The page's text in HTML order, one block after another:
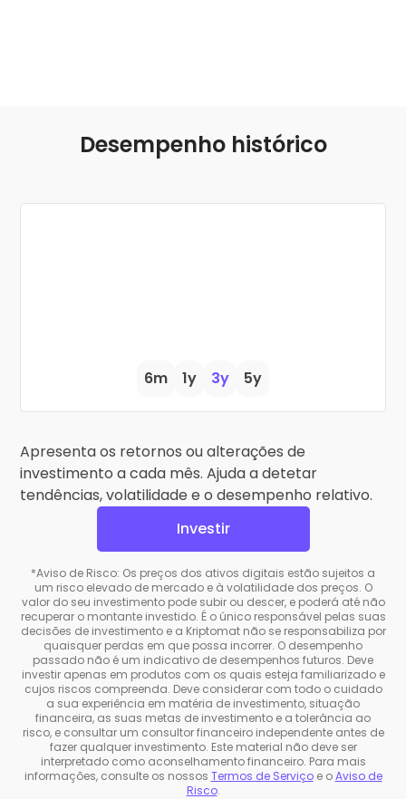
Desempenho histórico
6m 1y 3y 5y
Apresenta os retornos ou alterações de
investimento a cada mês. Ajuda a detetar
tendências, volatilidade e o desempenho relativo.
Investir
*Aviso de Risco: Os preços dos ativos digitais estão sujeitos a
um risco elevado de mercado e à volatilidade dos preços. O
valor do seu investimento pode subir ou descer, e poderá até não
recuperar o montante investido. É o único responsável pelas suas
decisões de investimento e a Kriptomat não se responsabiliza por
quaisquer perdas em que possa incorrer. O desempenho
passado não é um indicativo de desempenhos futuros. Deve
investir apenas em produtos com os quais esteja familiarizado e
cujos riscos compreenda. Deve considerar com todo o cuidado
a sua experiência em matéria de investimento, situação
financeira, as suas metas de investimento e a tolerância ao
risco, e consultar um consultor financeiro independente antes de
fazer qualquer investimento. Este material não deve ser
interpretado como aconselhamento financeiro. Para mais
informações, consulte os nossos Termos de Serviçoe oAviso de
Risco.